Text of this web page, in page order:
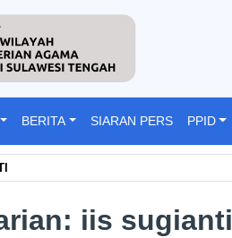
BERITA SIARAN PERS PPID
iis sugianti